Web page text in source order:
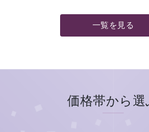
一覧を見る
価格帯から選